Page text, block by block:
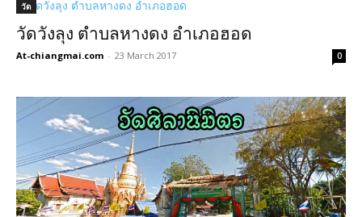
วัด
วัดวังลุง ตำบลหางดง อำเภอฮอด
At-chiangmai.com - 23 March 2017 0